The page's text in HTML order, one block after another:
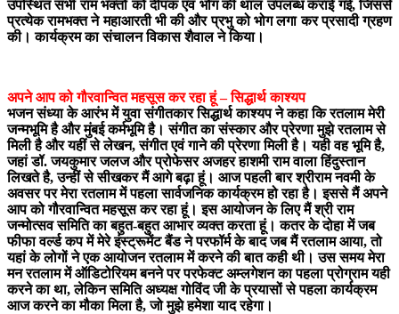
उपस्थित सभी राम भक्तों को दीपक एवं भोग की थाल उपलब्ध कराई गई, जिससे
प्रत्येक रामभक्त ने महाआरती भी की और प्रभु को भोग लगा कर प्रसादी ग्रहण
की। कार्यक्रम का संचालन विकास शैवाल ने किया।
अपने आप को गौरवान्वित महसूस कर रहा हूं – सिद्धार्थ काश्यप
भजन संध्या के आरंभ में युवा संगीतकार सिद्धार्थ काश्यप ने कहा कि रतलाम मेरी
जन्मभूमि है और मुंबई कर्मभूमि है। संगीत का संस्कार और प्रेरणा मुझे रतलाम से
मिली है और यहीं से लेखन, संगीत एवं गाने की प्रेरणा मिली है। यही वह भूमि है,
जहां डॉ. जयकुमार जलज और प्रोफेसर अजहर हाशमी राम वाला हिंदुस्तान
लिखते है, उन्हीं से सीखकर मैं आगे बढ़ा हूं। आज पहली बार श्रीराम नवमी के
अवसर पर मेरा रतलाम में पहला सार्वजनिक कार्यक्रम हो रहा है। इससे मैं अपने
आप को गौरवान्वित महसूस कर रहा हूं। इस आयोजन के लिए मैं श्री राम
जन्मोत्सव समिति का बहुत-बहुत आभार व्यक्त करता हूं। कतर के दोहा में जब
फीफा वर्ल्ड कप में मेरे इंस्ट्रूमेंट बैंड ने परफॉर्म के बाद जब मैं रतलाम आया, तो
यहां के लोगों ने एक आयोजन रतलाम में करने की बात कही थी। उस समय मेरा
मन रतलाम में ऑडिटोरियम बनने पर परफेक्ट अम्लगेशन का पहला प्रोग्राम यही
करने का था, लेकिन समिति अध्यक्ष गोविंद जी के प्रयासों से पहला कार्यक्रम
आज करने का मौका मिला है, जो मुझे हमेशा याद रहेगा।